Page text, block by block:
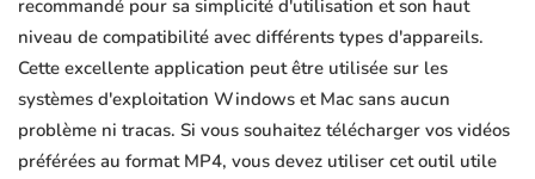
recommandé pour sa simplicité d'utilisation et son haut
niveau de compatibilité avec différents types d'appareils.
Cette excellente application peut être utilisée sur les
systèmes d'exploitation Windows et Mac sans aucun
problème ni tracas. Si vous souhaitez télécharger vos vidéos
préférées au format MP4, vous devez utiliser cet outil utile